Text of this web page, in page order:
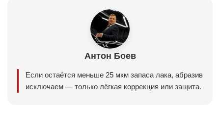
Антон Боев
Если остаётся меньше 25 мкм запаса лака, абразив
исключаем — только лёгкая коррекция или защита.